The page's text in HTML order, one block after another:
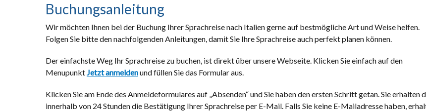
Buchungsanleitung
Wir möchten Ihnen bei der Buchung Ihrer Sprachreise nach Italien gerne auf bestmögliche Art und Weise helfen.
Folgen Sie bitte den nachfolgenden Anleitungen, damit Sie Ihre Sprachreise auch perfekt planen können.
Der einfachste Weg Ihr Sprachreise zu buchen, ist direkt über unsere Webseite. Klicken Sie einfach auf den
MenupunktJetzt anmeldenund füllen Sie das Formular aus.
Klicken Sie am Ende des Anmeldeformulares auf „Absenden“ und Sie haben den ersten Schritt getan. Sie erhalten
innerhalb von 24 Stunden die Bestätigung Ihrer Sprachreise per E-Mail. Falls Sie keine E-Mailadresse haben,